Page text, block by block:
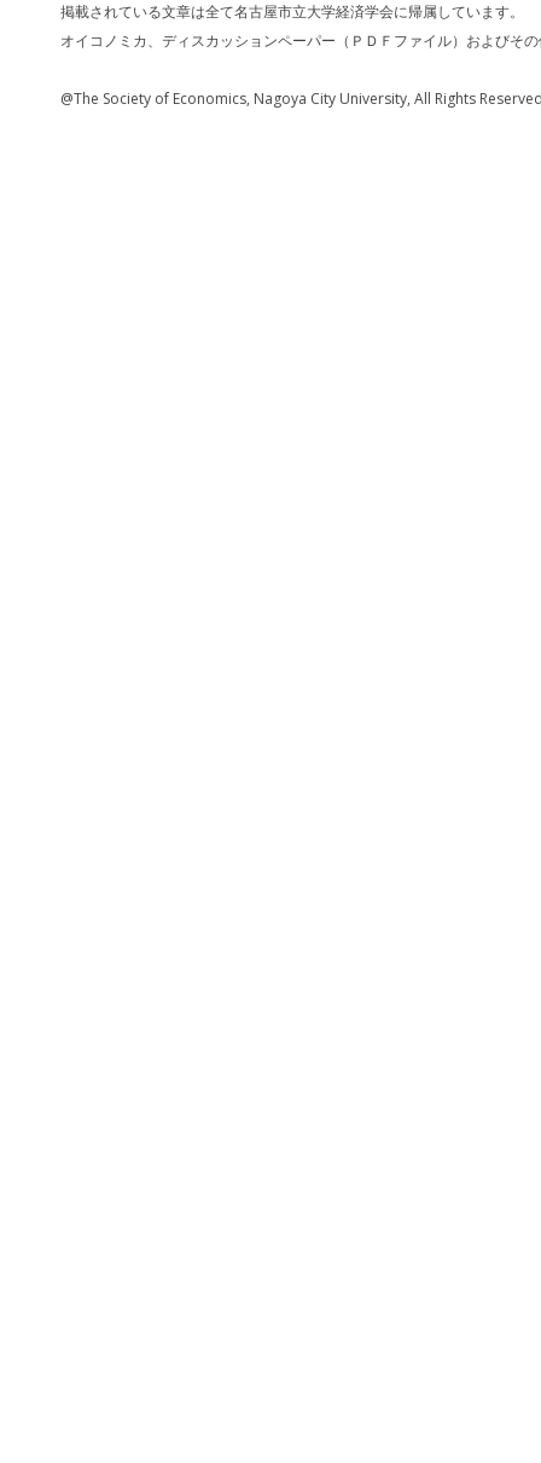
掲載されている文章は全て名古屋市立大学経済学会に帰属しています。
オイコノミカ、ディスカッションペーパー（ＰＤＦファイル）およびそ
@The Society of Economics, Nagoya City University, All Rights